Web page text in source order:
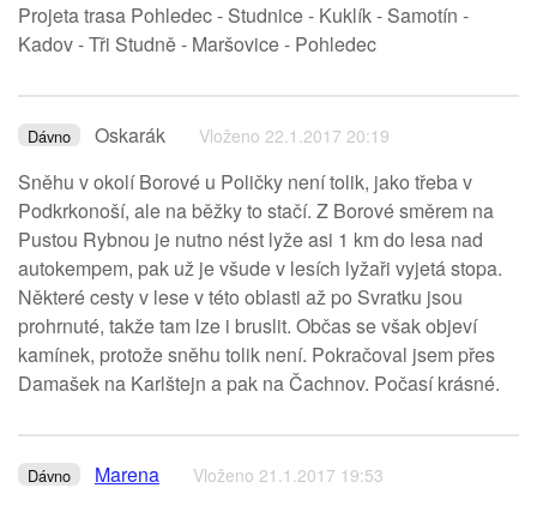
Projeta trasa Pohledec - Studnice - Kuklík - Samotín -
Kadov - Tři Studně - Maršovice - Pohledec
Dávno Oskarák Vloženo 22.1.2017 20:19
Sněhu v okolí Borové u Poličky není tolik, jako třeba v
Podkrkonoší, ale na běžky to stačí. Z Borové směrem na
Pustou Rybnou je nutno nést lyže asi 1 km do lesa nad
autokempem, pak už je všude v lesích lyžaři vyjetá stopa.
Některé cesty v lese v této oblasti až po Svratku jsou
prohrnuté, takže tam lze i bruslit. Občas se však objeví
kamínek, protože sněhu tolik není. Pokračoval jsem přes
Damašek na Karlštejn a pak na Čachnov. Počasí krásné.
Dávno Marena Vloženo 21.1.2017 19:53